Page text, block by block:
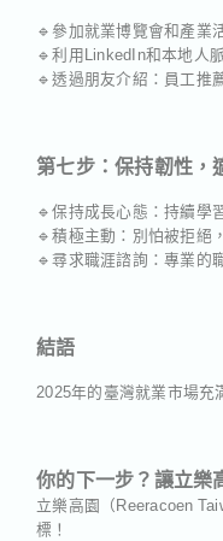
🔹參加就業博覽會和產業
🔹利用LinkedIn和本地人
🔹透過朋友介紹：員工推
第七步：保持韌性，
🔹保持成長心態：持續學
🔹積極主動：別怕被拒絕
🔹尋求職涯諮詢：專業的
結語
2025年的臺灣就業市場充
你的下一步？讓立樂
立樂高園（Reeracoen
標！